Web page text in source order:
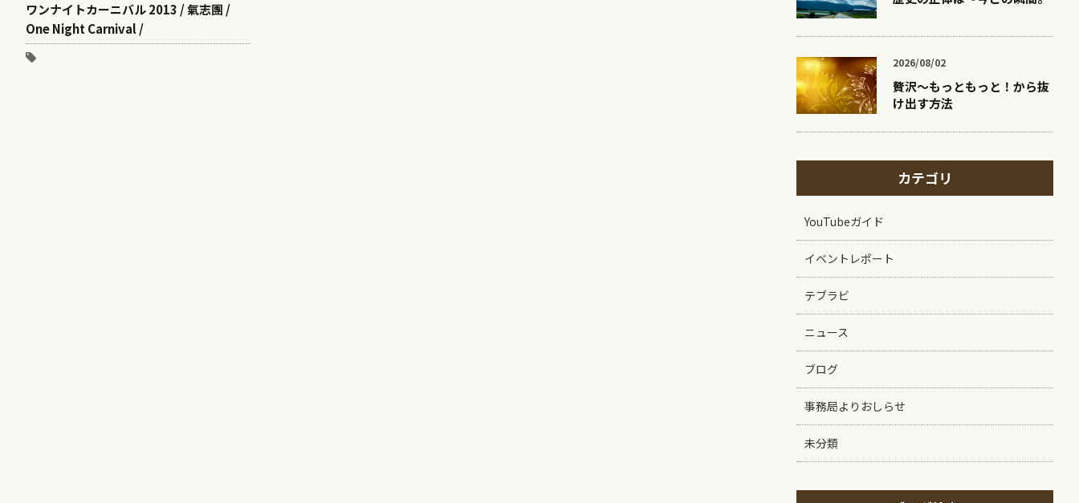
ワンナイトカーニバル 2013 / 氣志團 /
One Night Carnival /
2026/08/02
贅沢〜もっともっと！から抜
け出す方法
カテゴリ
YouTubeガイド
イベントレポート
テブラビ
ニュース
ブログ
事務局よりおしらせ
未分類